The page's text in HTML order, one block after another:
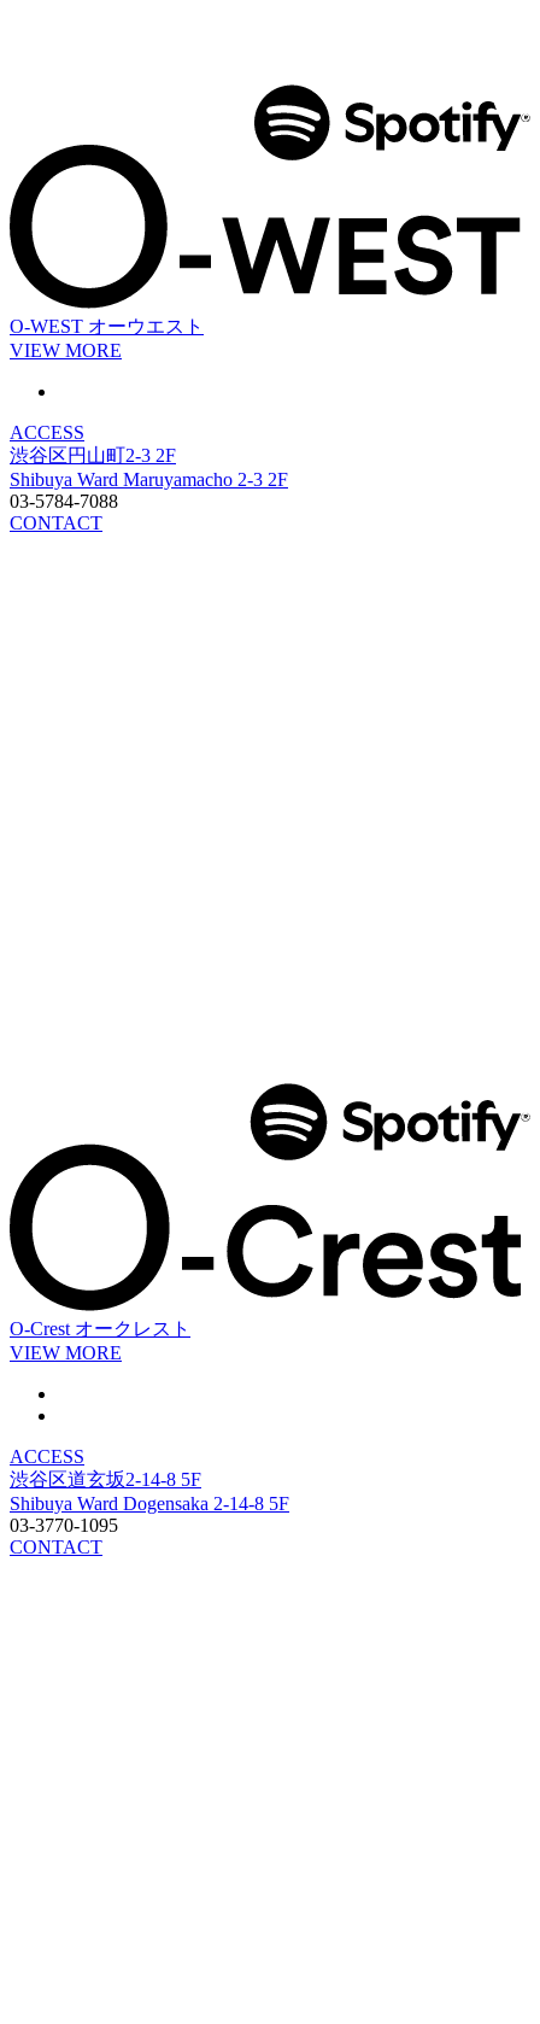
O-WEST オーウエスト
VIEW MORE
ACCESS
渋谷区円山町2-3 2F
Shibuya Ward Maruyamacho 2-3 2F
03-5784-7088
CONTACT
O-Crest オークレスト
VIEW MORE
ACCESS
渋谷区道玄坂2-14-8 5F
Shibuya Ward Dogensaka 2-14-8 5F
03-3770-1095
CONTACT